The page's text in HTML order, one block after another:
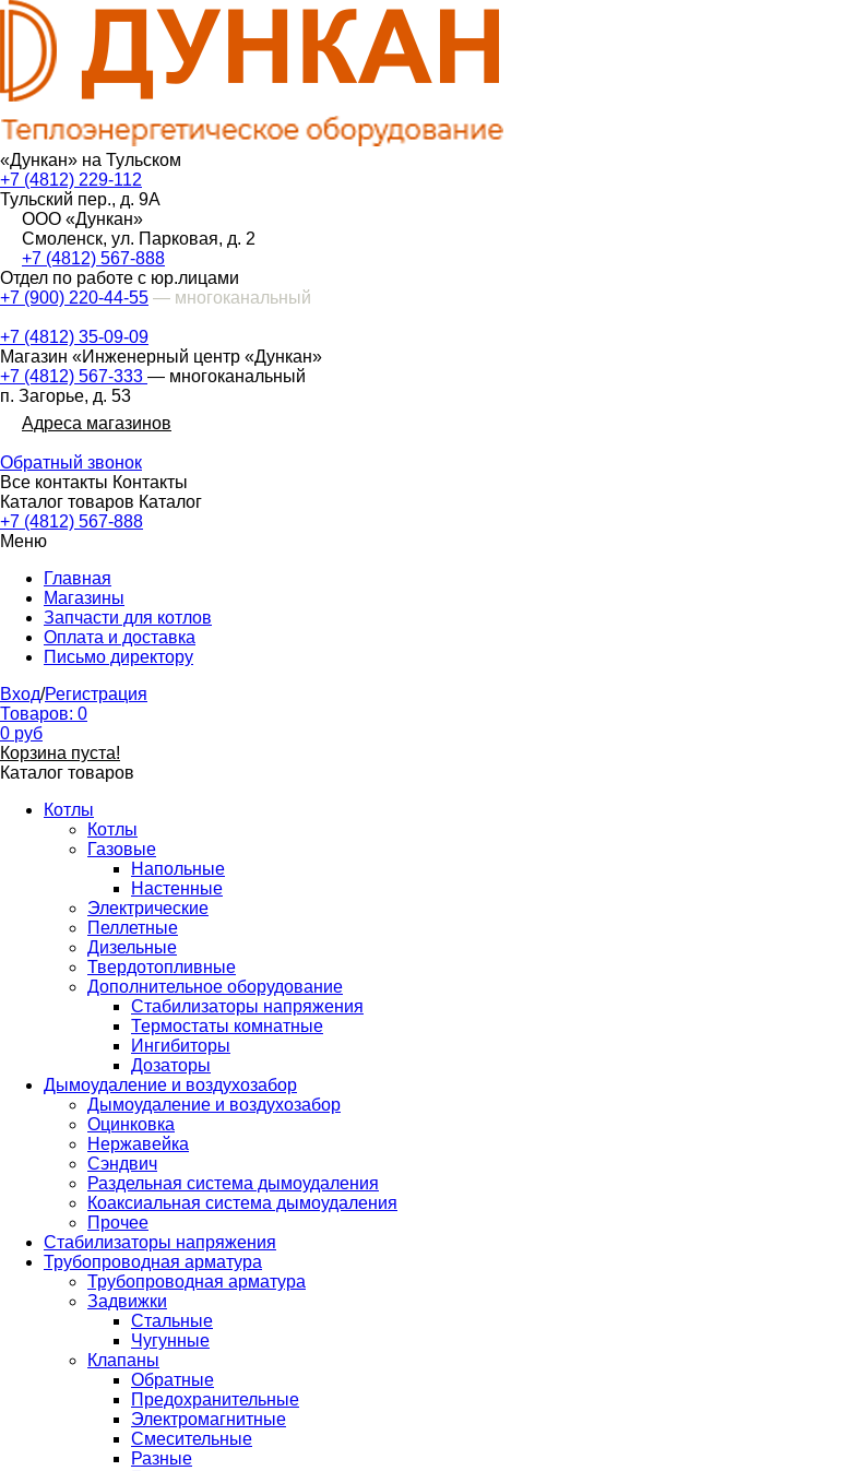
«Дункан» на Тульском
+7 (4812) 229-112
Тульский пер., д. 9А
ООО «Дункан»
Смоленск, ул. Парковая, д. 2
+7 (4812) 567-888
Отдел по работе с юр.лицами
+7 (900) 220-44-55 — многоканальный
+7 (4812) 35-09-09
Магазин «Инженерный центр «Дункан»
+7 (4812) 567-333 — многоканальный
п. Загорье, д. 53
Адреса магазинов
Обратный звонок
Все контакты Контакты
Каталог товаров Каталог
+7 (4812) 567-888
Меню
Главная
Магазины
Запчасти для котлов
Оплата и доставка
Письмо директору
Вход/Регистрация
Товаров: 0
0 руб
Корзина пуста!
Каталог товаров
Котлы
Котлы
Газовые
Напольные
Настенные
Электрические
Пеллетные
Дизельные
Твердотопливные
Дополнительное оборудование
Стабилизаторы напряжения
Термостаты комнатные
Ингибиторы
Дозаторы
Дымоудаление и воздухозабор
Дымоудаление и воздухозабор
Оцинковка
Нержавейка
Сэндвич
Раздельная система дымоудаления
Коаксиальная система дымоудаления
Прочее
Стабилизаторы напряжения
Трубопроводная арматура
Трубопроводная арматура
Задвижки
Стальные
Чугунные
Клапаны
Обратные
Предохранительные
Электромагнитные
Смесительные
Разные